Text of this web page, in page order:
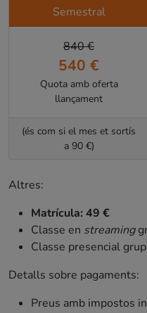
Semestral
840 €
540 €
Quota amb oferta
llançament
(és com si el mes et sortís
a 90 €)
Altres:
Matrícula: 49 €
Classe en streaming
Classe presencial
Detalls sobre pagaments:
Preus amb impostos